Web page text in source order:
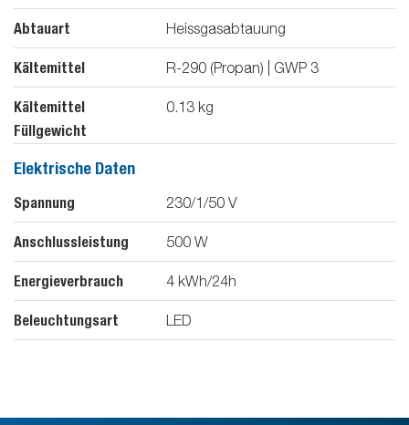
Abtauart Heissgasabtauung
Kältemittel R-290 (Propan) | GWP 3
Kältemittel
Füllgewicht
0.13 kg
Elektrische Daten
Spannung 230/1/50 V
Anschlussleistung 500 W
Energieverbrauch 4 kWh/24h
Beleuchtungsart LED